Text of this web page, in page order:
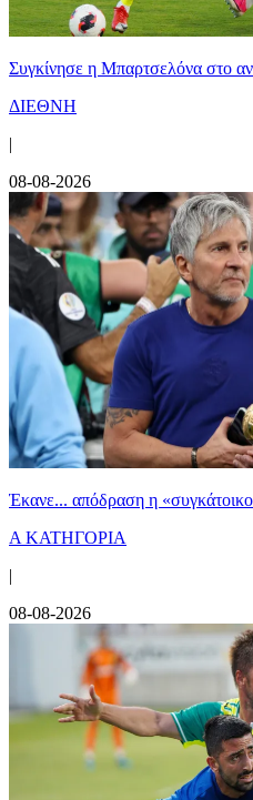
Συγκίνησε η Μπαρτσελόνα στο
ΔΙΕΘΝΗ
|
08-08-2026
Έκανε... απόδραση η
Α ΚΑΤΗΓΟΡΙΑ
|
08-08-2026